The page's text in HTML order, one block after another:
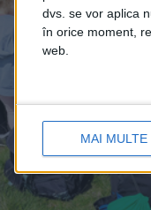
dvs. se vor aplica
în orice moment,
web.
MAI MULTE